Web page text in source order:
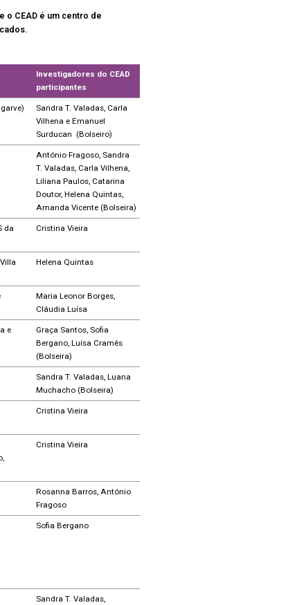
CEAD é um centro de
Investigadores do CEAD
participantes
Sandra T. Valadas, Carla
Vilhena e Emanuel
Surducan (Bolseiro)
António Fragoso, Sandra
T. Valadas, Carla Vilhena,
Liliana Paulos, Catarina
Doutor, Helena Quintas,
Amanda Vicente (Bolseira)
da
Cristina Vieira
Helena Quintas
Maria Leonor Borges,
Cláudia Luísa
e
Graça Santos, Sofia
Bergano, Luísa Cramês
(Bolseira)
Sandra T. Valadas, Luana
Muchacho (Bolseira)
Cristina Vieira
Cristina Vieira
Rosanna Barros, António
Fragoso
Sofia Bergano
Sandra T. Valadas,